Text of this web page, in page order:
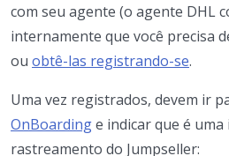
com seu agente (o agente DHL
internamente que você precisa
ou obtê-las registrando-se.
Uma vez registrados, devem ir
OnBoardinge indicar que é
rastreamento do Jumpseller: